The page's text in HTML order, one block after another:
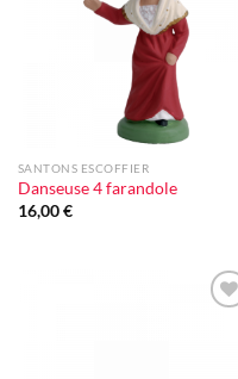
SANTONS ESCOFFIER
Danseuse 4 farandole
16,00€